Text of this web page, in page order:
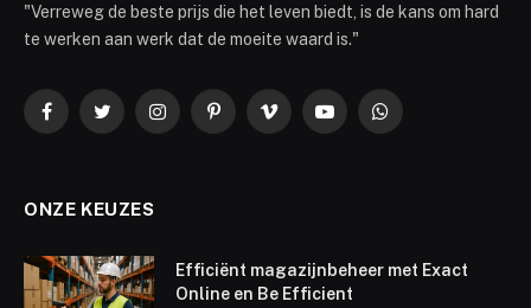
"Verreweg de beste prijs die het leven biedt, is de kans om hard
te werken aan werk dat de moeite waard is."
FacebookTwitterInstagramPinterestVimeo YouTubeWhatsApp
ONZE KEUZES
Efficiënt magazijnbeheer met Exact
Online en Be Efficient